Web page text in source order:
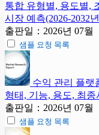
통합 유형별, 용도별,
시장 예측(2026-2032
출판일：2026년 07월
샘플 요청 목록
수익 관리 플랫
형태, 기능, 용도, 최
출판일：2026년 07월
샘플 요청 목록